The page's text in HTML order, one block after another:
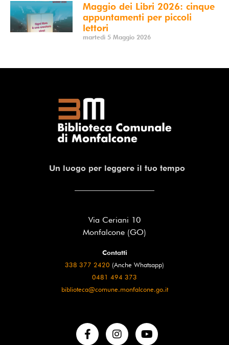
Maggio dei Libri 2026: cinque
appuntamenti per piccoli
lettori
martedì 5 Maggio 2026
Un luogo per leggere il tuo tempo
Via Ceriani 10
Monfalcone (GO)
Contatti
338 377 2420 (Anche Whatsapp)
0481 494 373
biblioteca@comune.monfalcone.go.it